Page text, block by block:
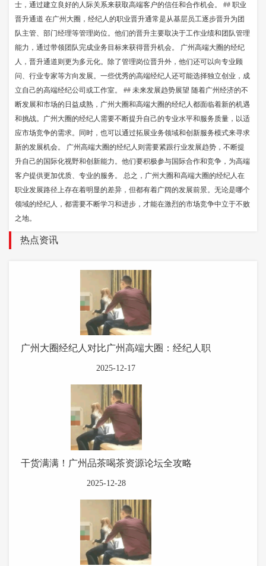
士，通过建立良好的人际关系来获取高端客户的信任和合作机会。 ## 职业
晋升通道 在广州大圈，经纪人的职业晋升通常是从基层员工逐步晋升为团
队主管、部门经理等管理岗位。他们的晋升主要取决于工作业绩和团队管理
能力，通过带领团队完成业务目标来获得晋升机会。 广州高端大圈的经纪
人，晋升通道则更为多元化。除了管理岗位晋升外，他们还可以向专业顾
问、行业专家等方向发展。一些优秀的高端经纪人还可能选择独立创业，成
立自己的高端经纪公司或工作室。 ## 未来发展趋势展望 随着广州经济的不
断发展和市场的日益成熟，广州大圈和高端大圈的经纪人都面临着新的机遇
和挑战。广州大圈的经纪人需要不断提升自己的专业水平和服务质量，以适
应市场竞争的需求。同时，也可以通过拓展业务领域和创新服务模式来寻求
新的发展机会。 广州高端大圈的经纪人则需要紧跟行业发展趋势，不断提
升自己的国际化视野和创新能力。他们要积极参与国际合作和竞争，为高端
客户提供更加优质、专业的服务。 总之，广州大圈和高端大圈的经纪人在
职业发展路径上存在着明显的差异，但都有着广阔的发展前景。无论是哪个
领域的经纪人，都需要不断学习和进步，才能在激烈的市场竞争中立于不败
之地。
热点资讯
广州大圈经纪人对比广州高端大圈：经纪人职
2025-12-17
干货满满！广州品茶喝茶资源论坛全攻略
2025-12-28